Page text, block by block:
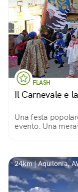
FLASH
Il Carnevale e
Una festa
evento. Una
24km | Aquilonia,